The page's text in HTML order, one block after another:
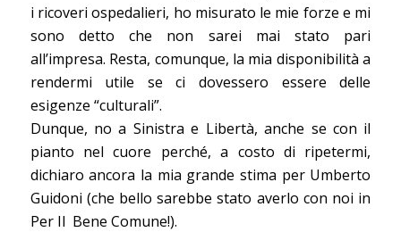
i ricoveri ospedalieri, ho misurato le mie forze e mi
sono detto che non sarei mai stato pari
all’impresa. Resta, comunque, la mia disponibilità a
rendermi utile se ci dovessero essere delle
esigenze “culturali”.
Dunque, no a Sinistra e Libertà, anche se con il
pianto nel cuore perché, a costo di ripetermi,
dichiaro ancora la mia grande stima per Umberto
Guidoni (che bello sarebbe stato averlo con noi in
Per Il Bene Comune!).